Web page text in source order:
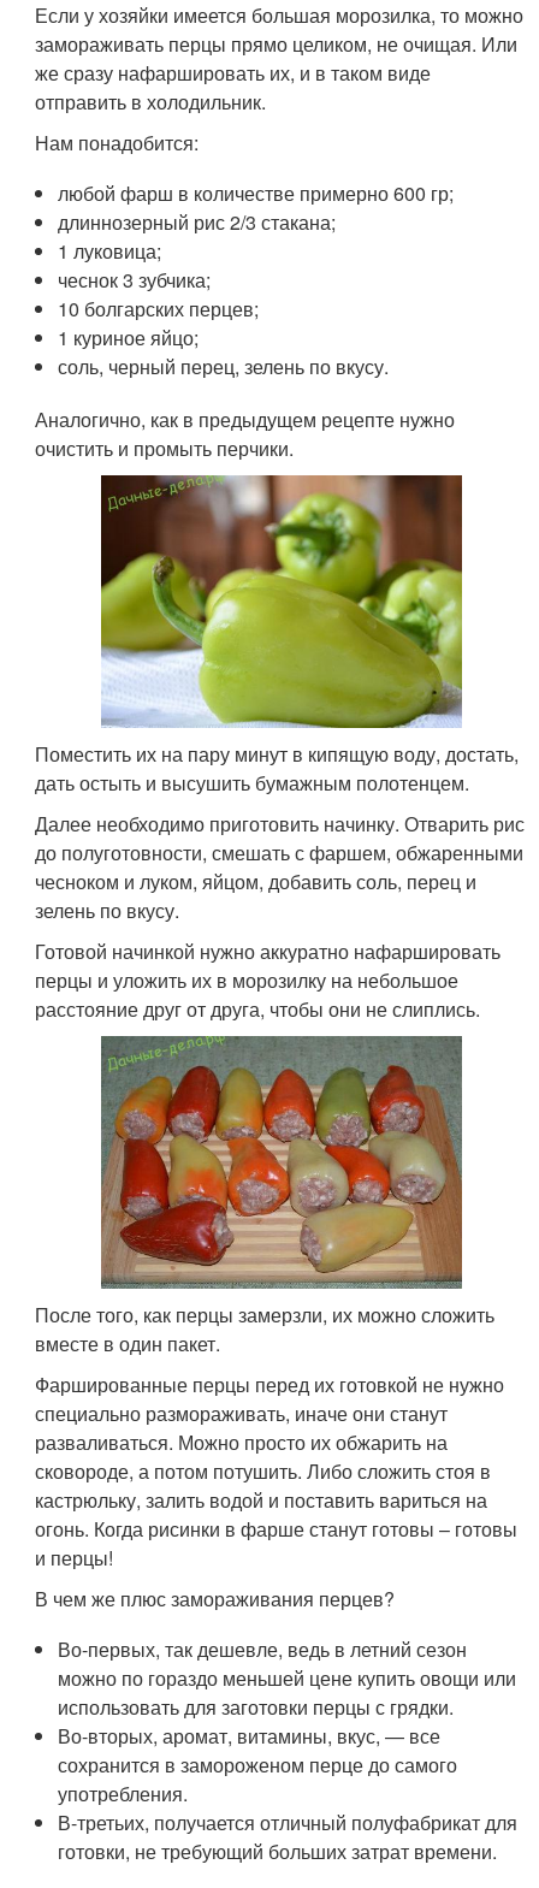
Если у хозяйки имеется большая морозилка, то можно
замораживать перцы прямо целиком, не очищая. Или
же сразу нафаршировать их, и в таком виде
отправить в холодильник.
Нам понадобится:
любой фарш в количестве примерно 600 гр;
длиннозерный рис 2/3 стакана;
1 луковица;
чеснок 3 зубчика;
10 болгарских перцев;
1 куриное яйцо;
соль, черный перец, зелень по вкусу.
Аналогично, как в предыдущем рецепте нужно
очистить и промыть перчики.
Поместить их на пару минут в кипящую воду, достать,
дать остыть и высушить бумажным полотенцем.
Далее необходимо приготовить начинку. Отварить рис
до полуготовности, смешать с фаршем, обжаренными
чесноком и луком, яйцом, добавить соль, перец и
зелень по вкусу.
Готовой начинкой нужно аккуратно нафаршировать
перцы и уложить их в морозилку на небольшое
расстояние друг от друга, чтобы они не слиплись.
После того, как перцы замерзли, их можно сложить
вместе в один пакет.
Фаршированные перцы перед их готовкой не нужно
специально размораживать, иначе они станут
разваливаться. Можно просто их обжарить на
сковороде, а потом потушить. Либо сложить стоя в
кастрюльку, залить водой и поставить вариться на
огонь. Когда рисинки в фарше станут готовы – готовы
и перцы!
В чем же плюс замораживания перцев?
Во-первых, так дешевле, ведь в летний сезон
можно по гораздо меньшей цене купить овощи или
использовать для заготовки перцы с грядки.
Во-вторых, аромат, витамины, вкус, — все
сохранится в замороженом перце до самого
употребления.
В-третьих, получается отличный полуфабрикат для
готовки, не требующий больших затрат времени.